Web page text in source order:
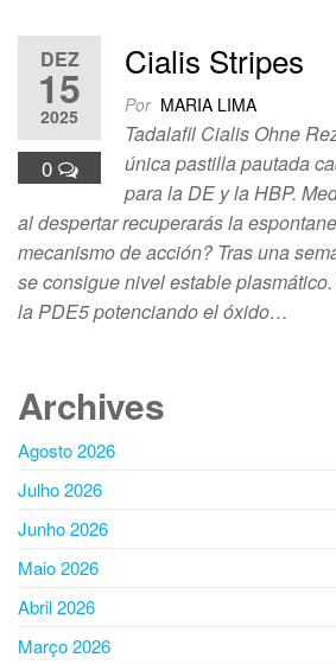
DEZ
15
2025
0
Cialis Stripes
Por MARIA LIMA
Tadalafil Cialis Ohne
única pastilla pautada
para la DE y la HBP.
al despertar recuperarás la
mecanismo de acción? Tras una
se consigue nivel estable
la PDE5 potenciando el óxido…
Archives
Agosto 2026
Julho 2026
Junho 2026
Maio 2026
Abril 2026
Março 2026